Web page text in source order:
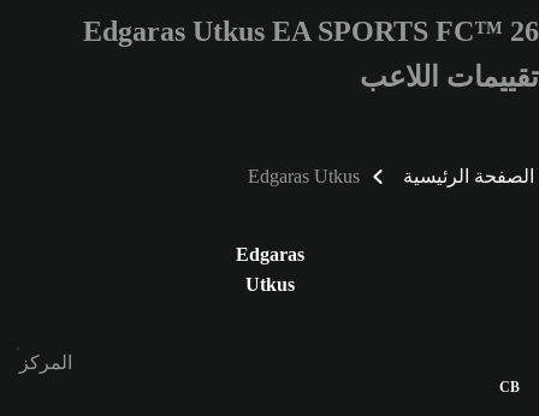
أدخل 3 أحرف أو أرقام على الأقل
Edgaras Utkus EA SPORTS FC™ 26
تقييمات اللاعب
الصفحة الرئيسية Edgaras Utkus
Edgaras
Utkus
المركز
CB